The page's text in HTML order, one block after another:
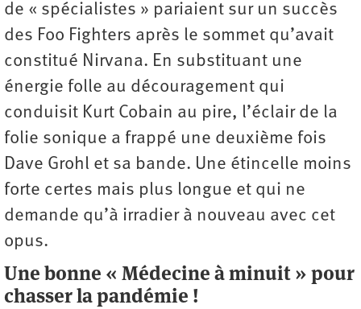
de « spécialistes » pariaient sur un succès
des Foo Fighters après le sommet qu’avait
constitué Nirvana. En substituant une
énergie folle au découragement qui
conduisit Kurt Cobain au pire, l’éclair de la
folie sonique a frappé une deuxième fois
Dave Grohl et sa bande. Une étincelle moins
forte certes mais plus longue et qui ne
demande qu’à irradier à nouveau avec cet
opus.
Une bonne « Médecine à minuit » pour
chasser la pandémie !